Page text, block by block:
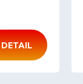
DETAIL